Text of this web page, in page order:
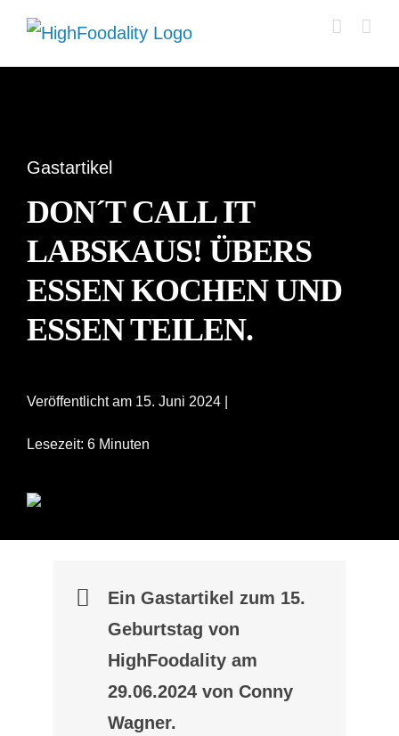
Zum
Inhalt
Gastartikel
DON´T CALL IT
LABSKAUS! ÜBERS
ESSEN KOCHEN UND
ESSEN TEILEN.
Veröffentlicht am 15. Juni 2024 |
Lesezeit: 6 Minuten
Ein Gastartikel zum 15.
Geburtstag von
HighFoodality am
29.06.2024 von Conny
Wagner.